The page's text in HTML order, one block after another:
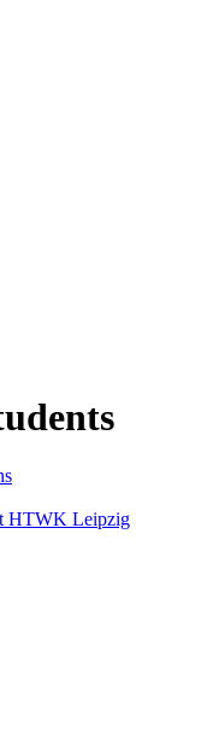
HTWK Leipzig